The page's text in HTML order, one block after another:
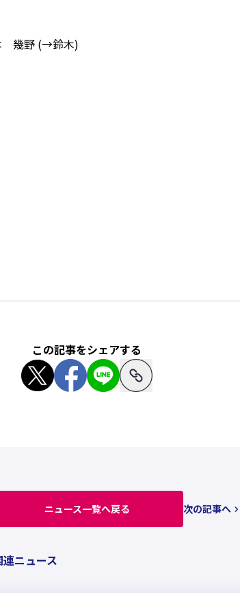
幾野 (→鈴木)
この記事をシェアする
ニュース一覧へ戻る 次の記事へ
連ニュース